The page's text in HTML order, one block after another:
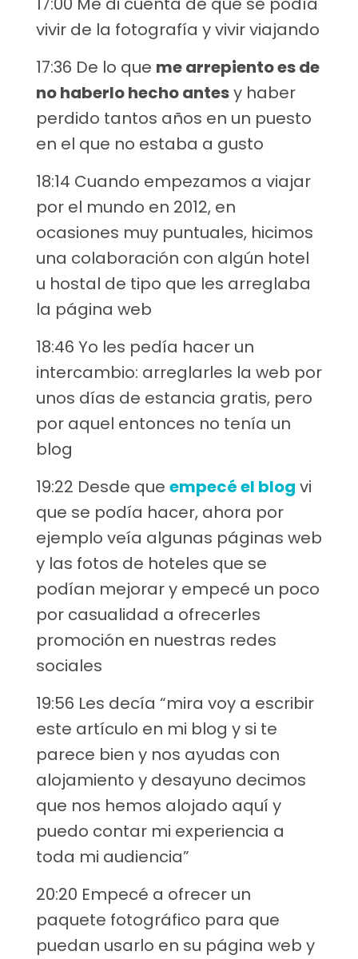
vivir de la fotografía y vivir viajando
17:36 De lo que me arrepiento es de
no haberlo hecho antesy haber
perdido tantos años en un puesto
en el que no estaba a gusto
18:14 Cuando empezamos a viajar
por el mundo en 2012, en
ocasiones muy puntuales, hicimos
una colaboración con algún hotel
u hostal de tipo que les arreglaba
la página web
18:46 Yo les pedía hacer un
intercambio: arreglarles la web por
unos días de estancia gratis, pero
por aquel entonces no tenía un
blog
19:22 Desde que empecé el blog vi
que se podía hacer, ahora por
ejemplo veía algunas páginas web
y las fotos de hoteles que se
podían mejorar y empecé un poco
por casualidad a ofrecerles
promoción en nuestras redes
sociales
19:56 Les decía “mira voy a escribir
este artículo en mi blog y si te
parece bien y nos ayudas con
alojamiento y desayuno decimos
que nos hemos alojado aquí y
puedo contar mi experiencia a
toda mi audiencia”
20:20 Empecé a ofrecer un
paquete fotográfico para que
puedan usarlo en su página web y